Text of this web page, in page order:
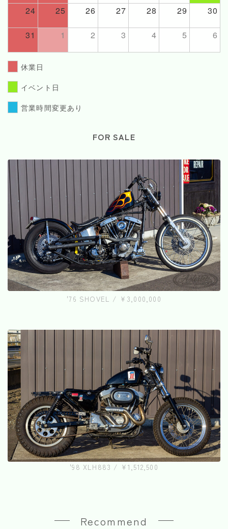
24 25 26 27 28 29 30
31 1 2 3 4 5 6
休業日
イベント日
営業時間変更あり
FOR SALE
'76 SHOVEL / ¥3,000,000
'98 XLH883 / ¥1,512,500
Recommend